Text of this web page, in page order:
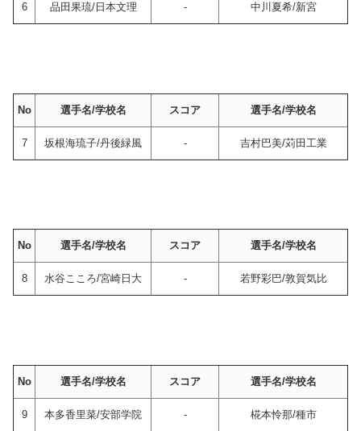
6 品田果琉/日本文理 - 中川夏希/新宮
No 選手名/学校名 スコア 選手名/学校名
7 坂根海琉子/丹後緑風 - 吉村巴美/苅田工業
No 選手名/学校名 スコア 選手名/学校名
8 水谷こころ/宮崎日大 - 若野彩巴/敦賀気比
No 選手名/学校名 スコア 選手名/学校名
9 本多香里菜/安部学院 - 椛本怜那/種市